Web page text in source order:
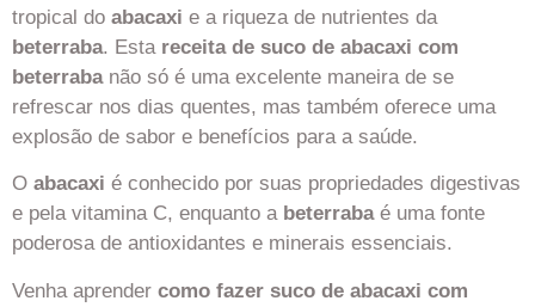
tropical do abacaxi e a riqueza de nutrientes da
beterraba. Estareceita de suco de abacaxi com
beterrabanão só é uma excelente maneira de se
refrescar nos dias quentes, mas também oferece uma
explosão de sabor e benefícios para a saúde.
O abacaxi é conhecido por suas propriedades digestivas
e pela vitamina C, enquanto a beterrabaé uma fonte
poderosa de antioxidantes e minerais essenciais.
Venha aprender como fazer suco de abacaxi com